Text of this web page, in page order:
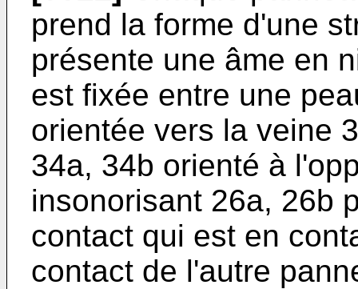
prend la forme d'une
présente une âme en
est fixée entre une
orientée vers la veine
34a, 34b orienté à
insonorisant 26a, 26b
contact qui est en
contact de l'autre